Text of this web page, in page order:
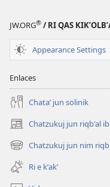
JW.ORG® / RI QAS
Appearance Settings
Enlaces
Chataʼ jun solinik
Chatzukuj jun riqb'al ib'
(opens
new
window)
Chatzukuj jun nim
(opens
new
window)
Ri e kʼakʼ